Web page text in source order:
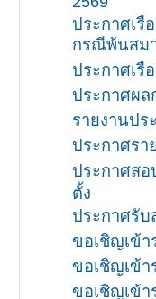
ประกาศเ
กรณีพ้นสม
ประกาศเรื่
ประกาศผ
รายงานป
ประกาศร
ประกาศส
ตั้ง
ประกาศรับ
ขอเชิญเข้า
ขอเชิญเข้า
ขอเชิญเข้า